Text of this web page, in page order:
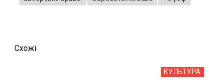
Схожi
КУЛЬТУРА